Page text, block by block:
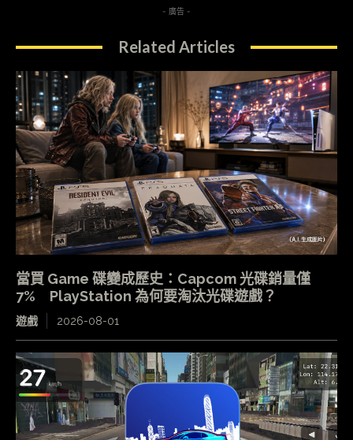
- 廣告 -
Related Articles
當買 Game 碟變成歷史：Capcom 光碟銷量僅
7% PlayStation 為何要淘汰光碟遊戲？
遊戲 2026-08-01